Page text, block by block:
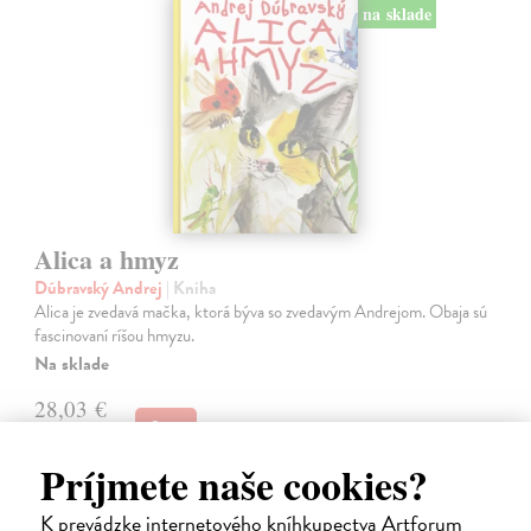
Príjmete naše cookies?
K prevádzke internetového kníhkupectva Artforum
na sklade
Alica a hmyz
Dúbravský Andrej | Kniha
Alica je zvedavá mačka, ktorá býva so zvedavým Andrejom. Obaja sú
fascinovaní ríšou hmyzu.
Na sklade
28,03 €